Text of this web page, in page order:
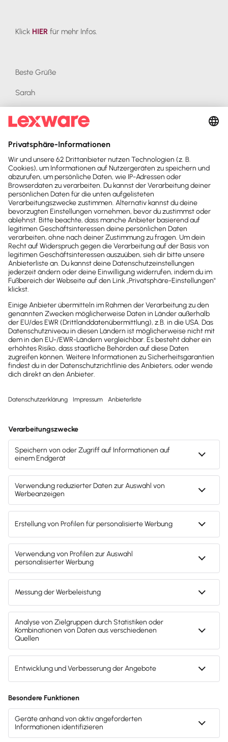
Klick HIERfür mehr Infos.
Beste Grüße
Sarah
Beratungsschwerpunkte in Lexware Office:
Beratung Lexware Office Auftrag & Buchhaltung
Individuelle Schulungsangebote
Zusätzliches Fachwissen:
SARAH | Buchhalterin & Lexware Office Coach
Florstädter Str. 3
60385 Frankfurt am Main
E-Mail:
buchhaltung@sarahdehner.de
Webseite:
https://sarahdehner.de/
© 2011 - 2025 - All Rights Reserved | Powered by